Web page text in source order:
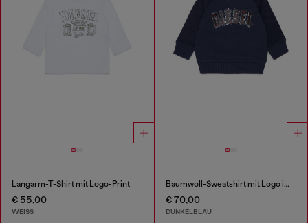
Langarm-T-Shirt mit Logo-Print
€ 55,00
WEISS
Baumwoll-Sweatshirt mit Logo im Frayed-Effekt
€ 70,00
DUNKELBLAU